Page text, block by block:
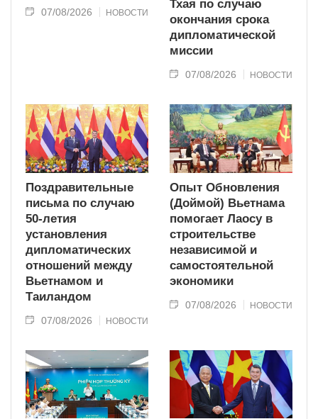
07/08/2026 НОВОСТИ
Тхая по случаю
окончания срока
дипломатической
миссии
07/08/2026 НОВОСТИ
Поздравительные
письма по случаю
50-летия
установления
дипломатических
отношений между
Вьетнамом и
Таиландом
07/08/2026 НОВОСТИ
Опыт Обновления
(Доймой) Вьетнама
помогает Лаосу в
строительстве
независимой и
самостоятельной
экономики
07/08/2026 НОВОСТИ